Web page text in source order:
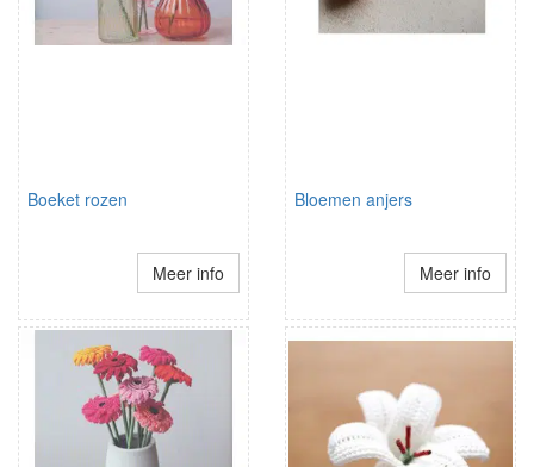
Boeket rozen
Meer info
Bloemen anjers
Meer info